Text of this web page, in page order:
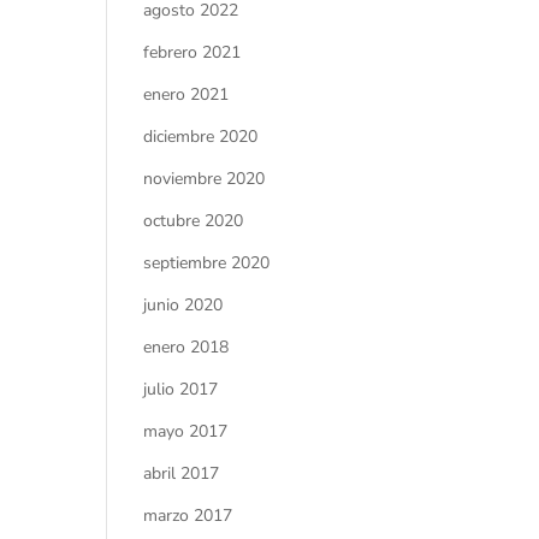
agosto 2022
febrero 2021
enero 2021
diciembre 2020
noviembre 2020
octubre 2020
septiembre 2020
junio 2020
enero 2018
julio 2017
mayo 2017
abril 2017
marzo 2017